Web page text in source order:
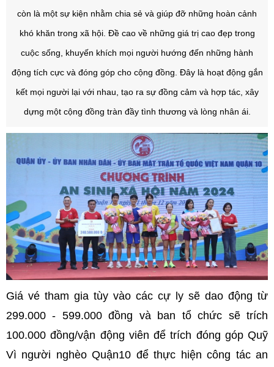
còn là một sự kiện nhằm chia sẻ và giúp đỡ những hoàn cảnh
khó khăn trong xã hội. Đề cao về những giá trị cao đẹp trong
cuộc sống, khuyến khích mọi người hướng đến những hành
động tích cực và đóng góp cho cộng đồng. Đây là hoạt động gắn
kết mọi người lại với nhau, tạo ra sự đồng cảm và hợp tác, xây
dựng một cộng đồng tràn đầy tình thương và lòng nhân ái.
Giá vé tham gia tùy vào các cự ly sẽ dao động từ
299.000 - 599.000 đồng và ban tổ chức sẽ trích
100.000 đồng/vận động viên để trích đóng góp Quỹ
Vì người nghèo Quận10 để thực hiện công tác an